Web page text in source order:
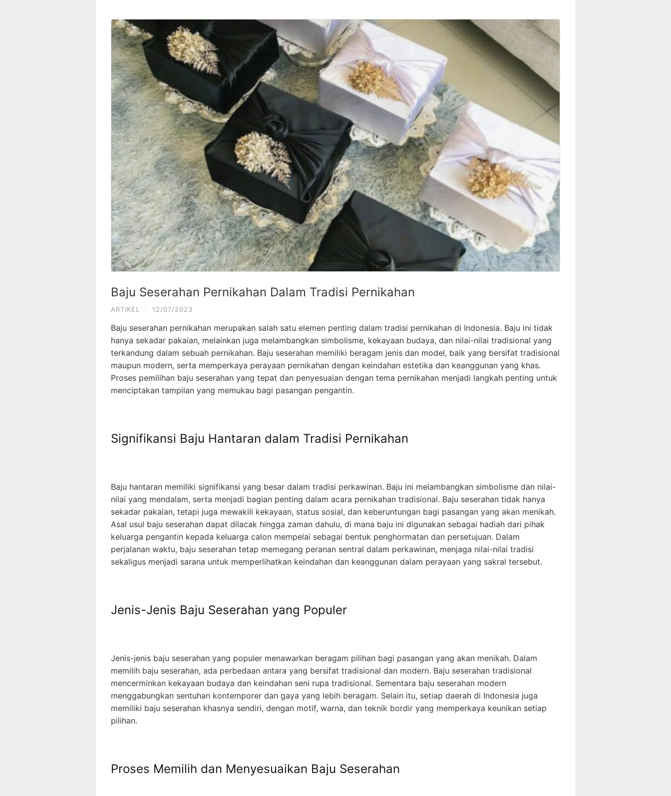
Baju Seserahan Pernikahan Dalam Tradisi Pernikahan
ARTIKEL · 12/07/2023
Baju seserahan pernikahan merupakan salah satu elemen penting dalam tradisi pernikahan di Indonesia. Baju ini tidak
hanya sekadar pakaian, melainkan juga melambangkan simbolisme, kekayaan budaya, dan nilai-nilai tradisional yang
terkandung dalam sebuah pernikahan. Baju seserahan memiliki beragam jenis dan model, baik yang bersifat tradisional
maupun modern, serta memperkaya perayaan pernikahan dengan keindahan estetika dan keanggunan yang khas.
Proses pemilihan baju seserahan yang tepat dan penyesuaian dengan tema pernikahan menjadi langkah penting untuk
menciptakan tampilan yang memukau bagi pasangan pengantin.
Signifikansi Baju Hantaran dalam Tradisi Pernikahan
Baju hantaran memiliki signifikansi yang besar dalam tradisi perkawinan. Baju ini melambangkan simbolisme dan nilai-
nilai yang mendalam, serta menjadi bagian penting dalam acara pernikahan tradisional. Baju seserahan tidak hanya
sekadar pakaian, tetapi juga mewakili kekayaan, status sosial, dan keberuntungan bagi pasangan yang akan menikah.
Asal usul baju seserahan dapat dilacak hingga zaman dahulu, di mana baju ini digunakan sebagai hadiah dari pihak
keluarga pengantin kepada keluarga calon mempelai sebagai bentuk penghormatan dan persetujuan. Dalam
perjalanan waktu, baju seserahan tetap memegang peranan sentral dalam perkawinan, menjaga nilai-nilai tradisi
sekaligus menjadi sarana untuk memperlihatkan keindahan dan keanggunan dalam perayaan yang sakral tersebut.
Jenis-Jenis Baju Seserahan yang Populer
Jenis-jenis baju seserahan yang populer menawarkan beragam pilihan bagi pasangan yang akan menikah. Dalam
memilih baju seserahan, ada perbedaan antara yang bersifat tradisional dan modern. Baju seserahan tradisional
mencerminkan kekayaan budaya dan keindahan seni rupa tradisional. Sementara baju seserahan modern
menggabungkan sentuhan kontemporer dan gaya yang lebih beragam. Selain itu, setiap daerah di Indonesia juga
memiliki baju seserahan khasnya sendiri, dengan motif, warna, dan teknik bordir yang memperkaya keunikan setiap
pilihan.
Proses Memilih dan Menyesuaikan Baju Seserahan